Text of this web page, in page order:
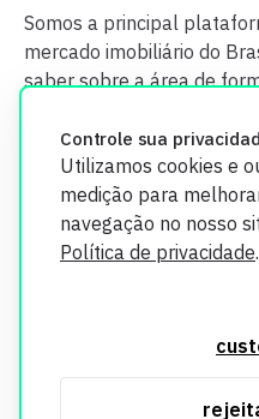
Controle sua
Utilizamos cookies e
medição para
navegação no nosso
Política de privacidade.
Somos a principal
mercado imobiliário do
saber sobre a área de
segurança. Todos os dados
utilizados exclusivamente
informações, consulte nossa